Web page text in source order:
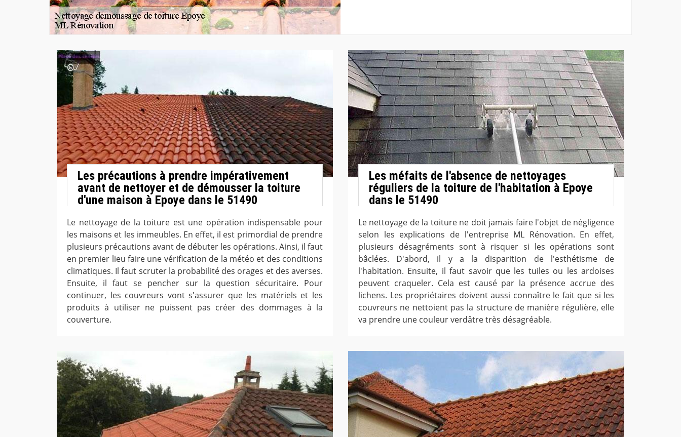
Les précautions à prendre impérativement
avant de nettoyer et de démousser la toiture
d'une maison à Epoye dans le 51490
Le nettoyage de la toiture est une opération indispensable pour
les maisons et les immeubles. En effet, il est primordial de prendre
plusieurs précautions avant de débuter les opérations. Ainsi, il faut
en premier lieu faire une vérification de la météo et des conditions
climatiques. Il faut scruter la probabilité des orages et des averses.
Ensuite, il faut se pencher sur la question sécuritaire. Pour
continuer, les couvreurs vont s'assurer que les matériels et les
produits à utiliser ne puissent pas créer des dommages à la
couverture.
Les méfaits de l'absence de nettoyages
réguliers de la toiture de l'habitation à Epoye
dans le 51490
Le nettoyage de la toiture ne doit jamais faire l'objet de négligence
selon les explications de l'entreprise ML Rénovation. En effet,
plusieurs désagréments sont à risquer si les opérations sont
bâclées. D'abord, il y a la disparition de l'esthétisme de
l'habitation. Ensuite, il faut savoir que les tuiles ou les ardoises
peuvent craqueler. Cela est causé par la présence accrue des
lichens. Les propriétaires doivent aussi connaître le fait que si les
couvreurs ne nettoient pas la structure de manière régulière, elle
va prendre une couleur verdâtre très désagréable.